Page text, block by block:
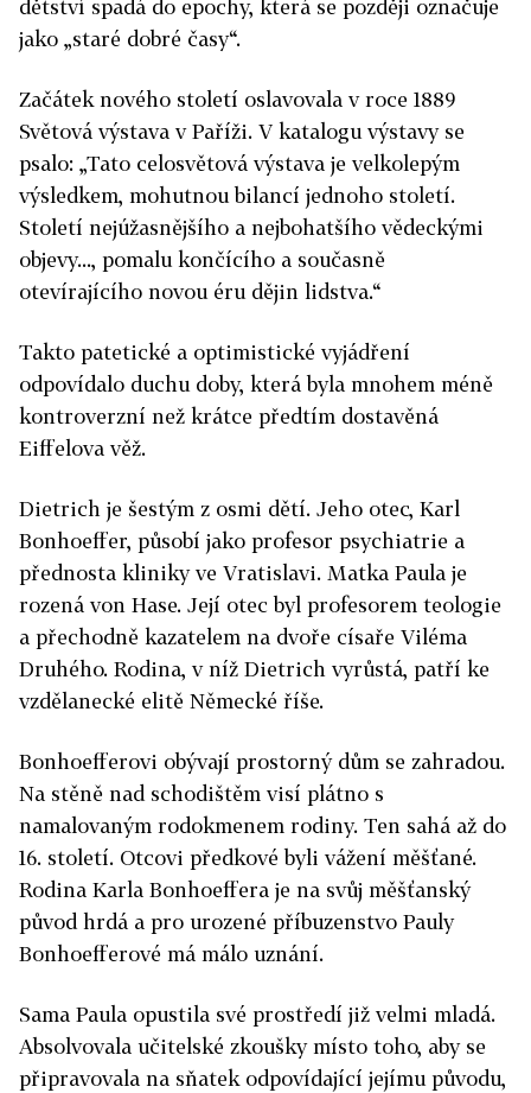
dětství spadá do epochy, která se později označuje
jako „staré dobré časy“.
Začátek nového století oslavovala v roce 1889
Světová výstava v Paříži. V katalogu výstavy se
psalo: „Tato celosvětová výstava je velkolepým
výsledkem, mohutnou bilancí jednoho století.
Století nejúžasnějšího a nejbohatšího vědeckými
objevy..., pomalu končícího a současně
otevírajícího novou éru dějin lidstva.“
Takto patetické a optimistické vyjádření
odpovídalo duchu doby, která byla mnohem méně
kontroverzní než krátce předtím dostavěná
Eiffelova věž.
Dietrich je šestým z osmi dětí. Jeho otec, Karl
Bonhoeffer, působí jako profesor psychiatrie a
přednosta kliniky ve Vratislavi. Matka Paula je
rozená von Hase. Její otec byl profesorem teologie
a přechodně kazatelem na dvoře císaře Viléma
Druhého. Rodina, v níž Dietrich vyrůstá, patří ke
vzdělanecké elitě Německé říše.
Bonhoefferovi obývají prostorný dům se zahradou.
Na stěně nad schodištěm visí plátno s
namalovaným rodokmenem rodiny. Ten sahá až do
16. století. Otcovi předkové byli vážení měšťané.
Rodina Karla Bonhoeffera je na svůj měšťanský
původ hrdá a pro urozené příbuzenstvo Pauly
Bonhoefferové má málo uznání.
Sama Paula opustila své prostředí již velmi mladá.
Absolvovala učitelské zkoušky místo toho, aby se
připravovala na sňatek odpovídající jejímu původu,